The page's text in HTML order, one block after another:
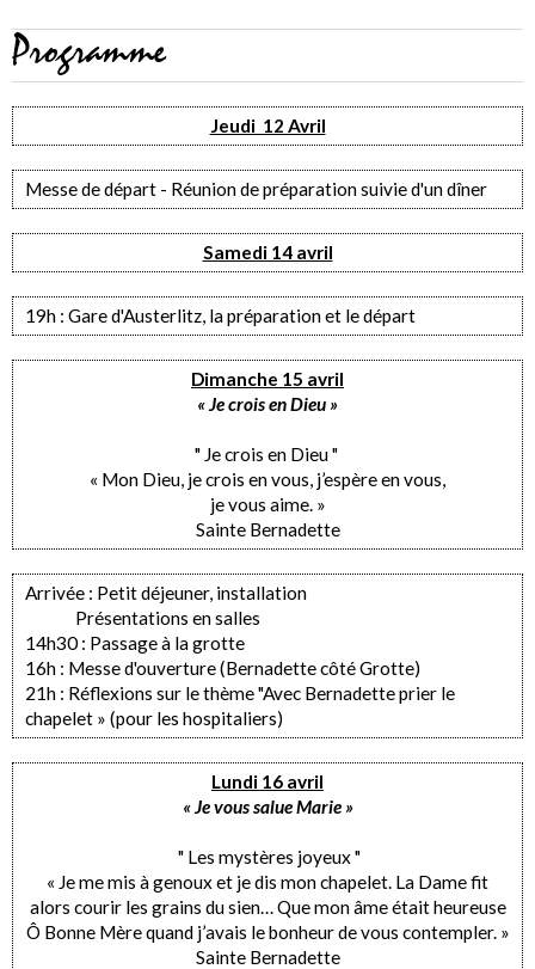
Programme
Jeudi 12 Avril
Messe de départ - Réunion de préparation suivie d'un dîner
Samedi 14 avril
19h : Gare d'Austerlitz, la préparation et le départ
Dimanche 15 avril
« Je crois en Dieu »
" Je crois en Dieu "
« Mon Dieu, je crois en vous, j’espère en vous,
je vous aime. »
Sainte Bernadette
Arrivée : Petit déjeuner, installation
Présentations en salles
14h30 : Passage à la grotte
16h : Messe d'ouverture (Bernadette côté Grotte)
21h : Réflexions sur le thème "Avec Bernadette prier le
chapelet » (pour les hospitaliers)
Lundi 16 avril
« Je vous salue Marie »
" Les mystères joyeux "
« Je me mis à genoux et je dis mon chapelet. La Dame fit
alors courir les grains du sien… Que mon âme était heureuse
Ô Bonne Mère quand j’avais le bonheur de vous contempler. »
Sainte Bernadette